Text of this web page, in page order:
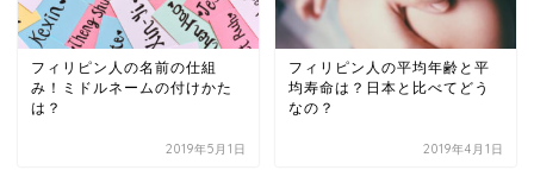
フィリピン人の名前の仕組
み！ミドルネームの付けかた
は？
2019年5月1日
フィリピン人の平均年齢と平
均寿命は？日本と比べてどう
なの？
2019年4月1日